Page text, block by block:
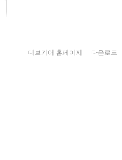
데브기어 홈페이지 다운로드